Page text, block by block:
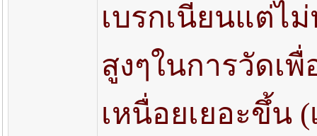
เบรกเนียนแต่ไ
สูงๆในการวัดเ
เหนื่อยเยอะขึ้น